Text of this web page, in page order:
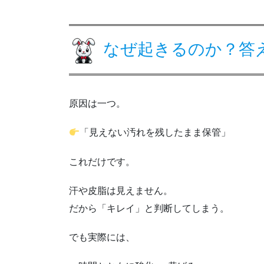
なぜ起きるのか？答
原因は一つ。
「見えない汚れを残したまま保管」
これだけです。
汗や皮脂は見えません。
だから「キレイ」と判断してしまう。
でも実際には、